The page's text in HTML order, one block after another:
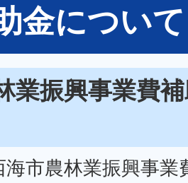
金について
業振興事業費
市農林業振興事業